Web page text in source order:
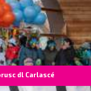
dl Carlascé